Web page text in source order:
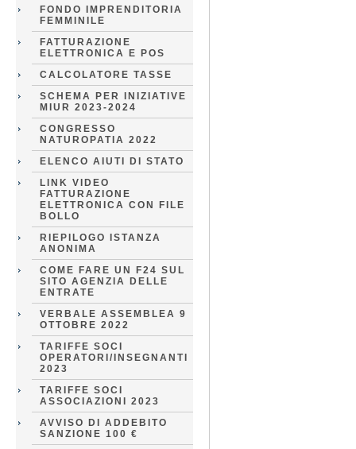
FONDO IMPRENDITORIA
FEMMINILE
FATTURAZIONE
ELETTRONICA E POS
CALCOLATORE TASSE
SCHEMA PER INIZIATIVE
MIUR 2023-2024
CONGRESSO
NATUROPATIA 2022
ELENCO AIUTI DI STATO
LINK VIDEO
FATTURAZIONE
ELETTRONICA CON FILE
BOLLO
RIEPILOGO ISTANZA
ANONIMA
COME FARE UN F24 SUL
SITO AGENZIA DELLE
ENTRATE
VERBALE ASSEMBLEA 9
OTTOBRE 2022
TARIFFE SOCI
OPERATORI/INSEGNANTI
2023
TARIFFE SOCI
ASSOCIAZIONI 2023
AVVISO DI ADDEBITO
SANZIONE 100 €